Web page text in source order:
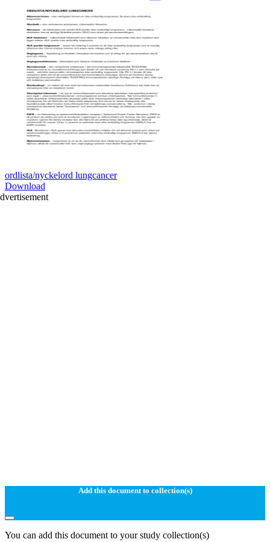
ordlista/nyckelord lungcancer
Download
Add this document to collection(s)
You can add this document to your study collection(s)